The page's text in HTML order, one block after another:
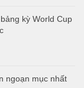
kỳ World Cup
ngoạn mục nhất